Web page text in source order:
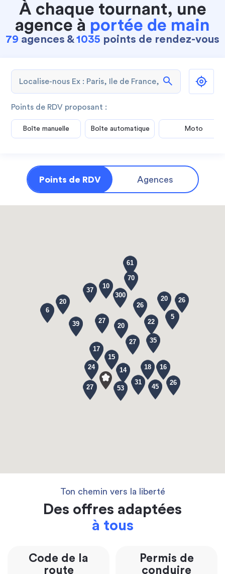
À chaque tournant, une
agence à portée de main
79 agences &1035 points de rendez-vous
search
Points de RDV proposant :
Boîte manuelle Boîte automatique Moto
Points de RDV Agences
35
70
27
16
26
26
53
14
45
37
17
20
15
22
300
20
18
6
24
31
27
39
20
61
27
26
10
5
Ton chemin vers la liberté
Des offres adaptées
à tous
Code de la
route
Permis de
conduire